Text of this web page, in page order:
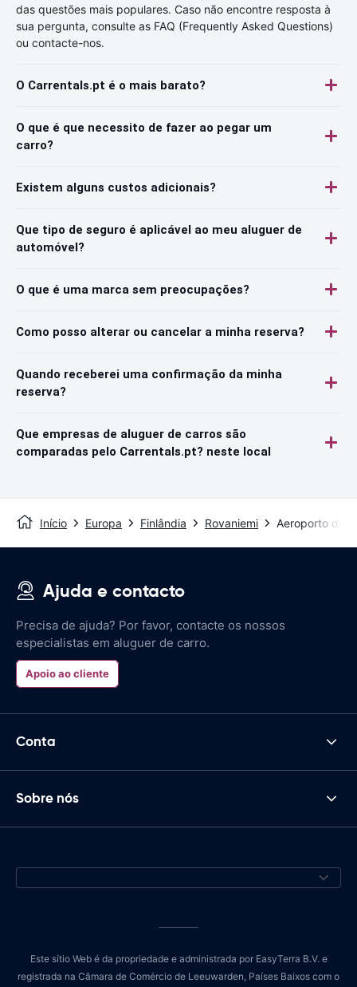
das questões mais populares. Caso não encontre resposta à
sua pergunta, consulte as FAQ (Frequently Asked Questions)
ou contacte-nos.
O Carrentals.pt é o mais barato?
O que é que necessito de fazer ao pegar um
carro?
Existem alguns custos adicionais?
Que tipo de seguro é aplicável ao meu aluguer de
automóvel?
O que é uma marca sem preocupações?
Como posso alterar ou cancelar a minha reserva?
Quando receberei uma confirmação da minha
reserva?
Que empresas de aluguer de carros são
comparadas pelo Carrentals.pt? neste local
Início Europa Finlândia Rovaniemi Aeroporto de
Ajuda e contacto
Precisa de ajuda? Por favor, contacte os nossos
especialistas em aluguer de carro.
Apoio ao cliente
Conta
Sobre nós
Este sítio Web é da propriedade e administrada por EasyTerra B.V. e
registrada na Câmara de Comércio de Leeuwarden, Países Baixos com o